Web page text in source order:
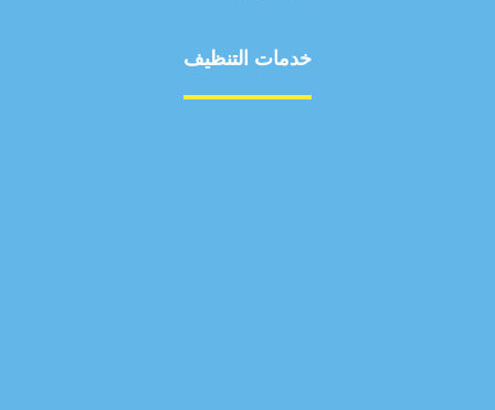
خدمات التنظيف